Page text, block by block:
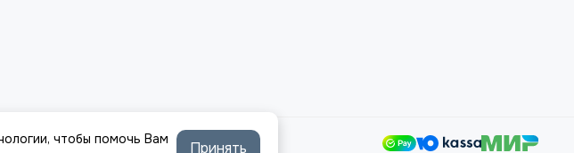
чтобы помочь Вам
Принять